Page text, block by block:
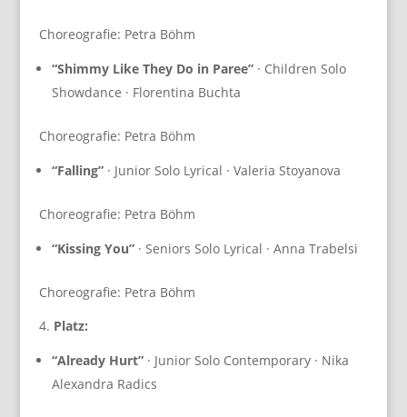
Choreografie: Petra Böhm
“Shimmy Like They Do in Paree”· Children Solo
Showdance · Florentina Buchta
Choreografie: Petra Böhm
“Falling”· Junior Solo Lyrical · Valeria Stoyanova
Choreografie: Petra Böhm
“Kissing You”· Seniors Solo Lyrical · Anna Trabelsi
Choreografie: Petra Böhm
4. Platz:
“Already Hurt”· Junior Solo Contemporary · Nika
Alexandra Radics